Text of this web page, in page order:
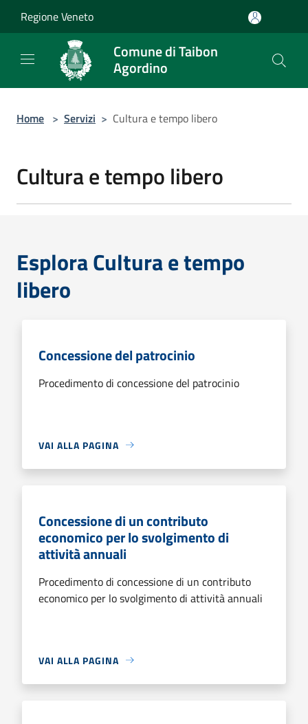
Regione Veneto
Comune di Taibon
Agordino
Home > Servizi > Cultura e tempo libero
Cultura e tempo libero
Esplora Cultura e tempo
libero
Concessione del patrocinio
Procedimento di concessione del patrocinio
VAI ALLA PAGINA
Concessione di un contributo
economico per lo svolgimento di
attività annuali
Procedimento di concessione di un contributo
economico per lo svolgimento di attività annuali
VAI ALLA PAGINA